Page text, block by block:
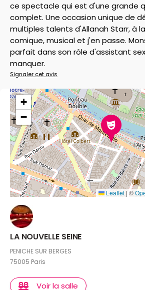
ce spectacle qui est d'une grande
complet. Une occasion unique de
multiples talents d'Allanah Starr, à
comique, musical et j'en passe.
parfait dans son rôle d'assistant
manquer.
Signaler cet avis
+
−
Leaflet | ©
LA NOUVELLE SEINE
PENICHE SUR BERGES
75005 Paris
Voir la salle